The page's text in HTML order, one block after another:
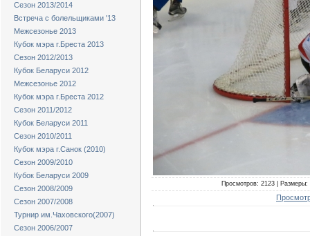
Сезон 2013/2014
Встреча с болельщиками '13
Межсезонье 2013
Кубок мэра г.Бреста 2013
Сезон 2012/2013
Кубок Беларуси 2012
Межсезонье 2012
Кубок мэра г.Бреста 2012
Сезон 2011/2012
Кубок Беларуси 2011
Сезон 2010/2011
Кубок мэра г.Санок (2010)
Сезон 2009/2010
Кубок Беларуси 2009
Сезон 2008/2009
Сезон 2007/2008
Турнир им.Чаховского(2007)
Сезон 2006/2007
Просмотров: 2123 |